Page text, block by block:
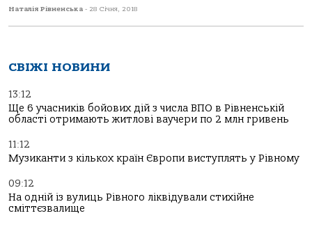
Наталія Рівненська - 28 Січня, 2018
СВІЖІ НОВИНИ
13:12
Ще 6 учасників бойових дій з числа ВПО в Рівненській
області отримають житлові ваучери по 2 млн гривень
11:12
Музиканти з кількох країн Європи виступлять у Рівному
09:12
На одній із вулиць Рівного ліквідували стихійне
сміттєзвалище